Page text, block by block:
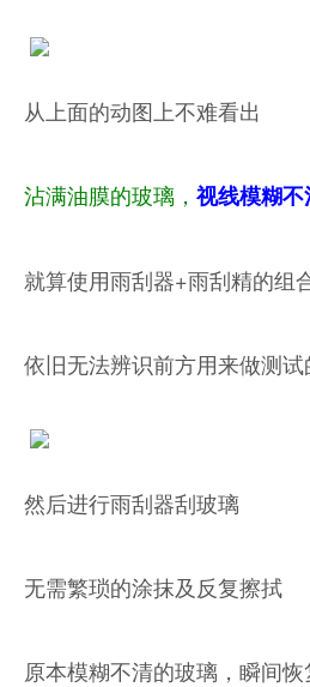
从上面的动图上不难看出
沾满油膜的玻璃， 视线模糊不
就算使用雨刮器+雨刮精的组
依旧无法辨识前方用来做测试
然后进行雨刮器刮玻璃
无需繁琐的涂抹及反复擦拭
原本模糊不清的玻璃，瞬间